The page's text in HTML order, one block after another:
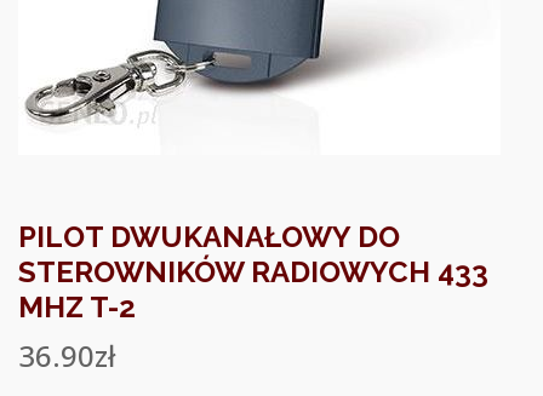
PILOT DWUKANAŁOWY DO
STEROWNIKÓW RADIOWYCH 433
MHZ T-2
36.90zł